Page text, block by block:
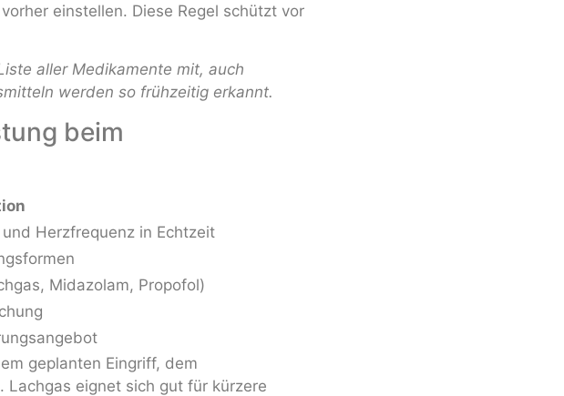
einstellen. Diese Regel schützt vor
aller Medikamente mit, auch
werden so frühzeitig erkannt.
beim
Herzfrequenz in Echtzeit
Midazolam, Propofol)
geplanten Eingriff, dem
eignet sich gut für kürzere